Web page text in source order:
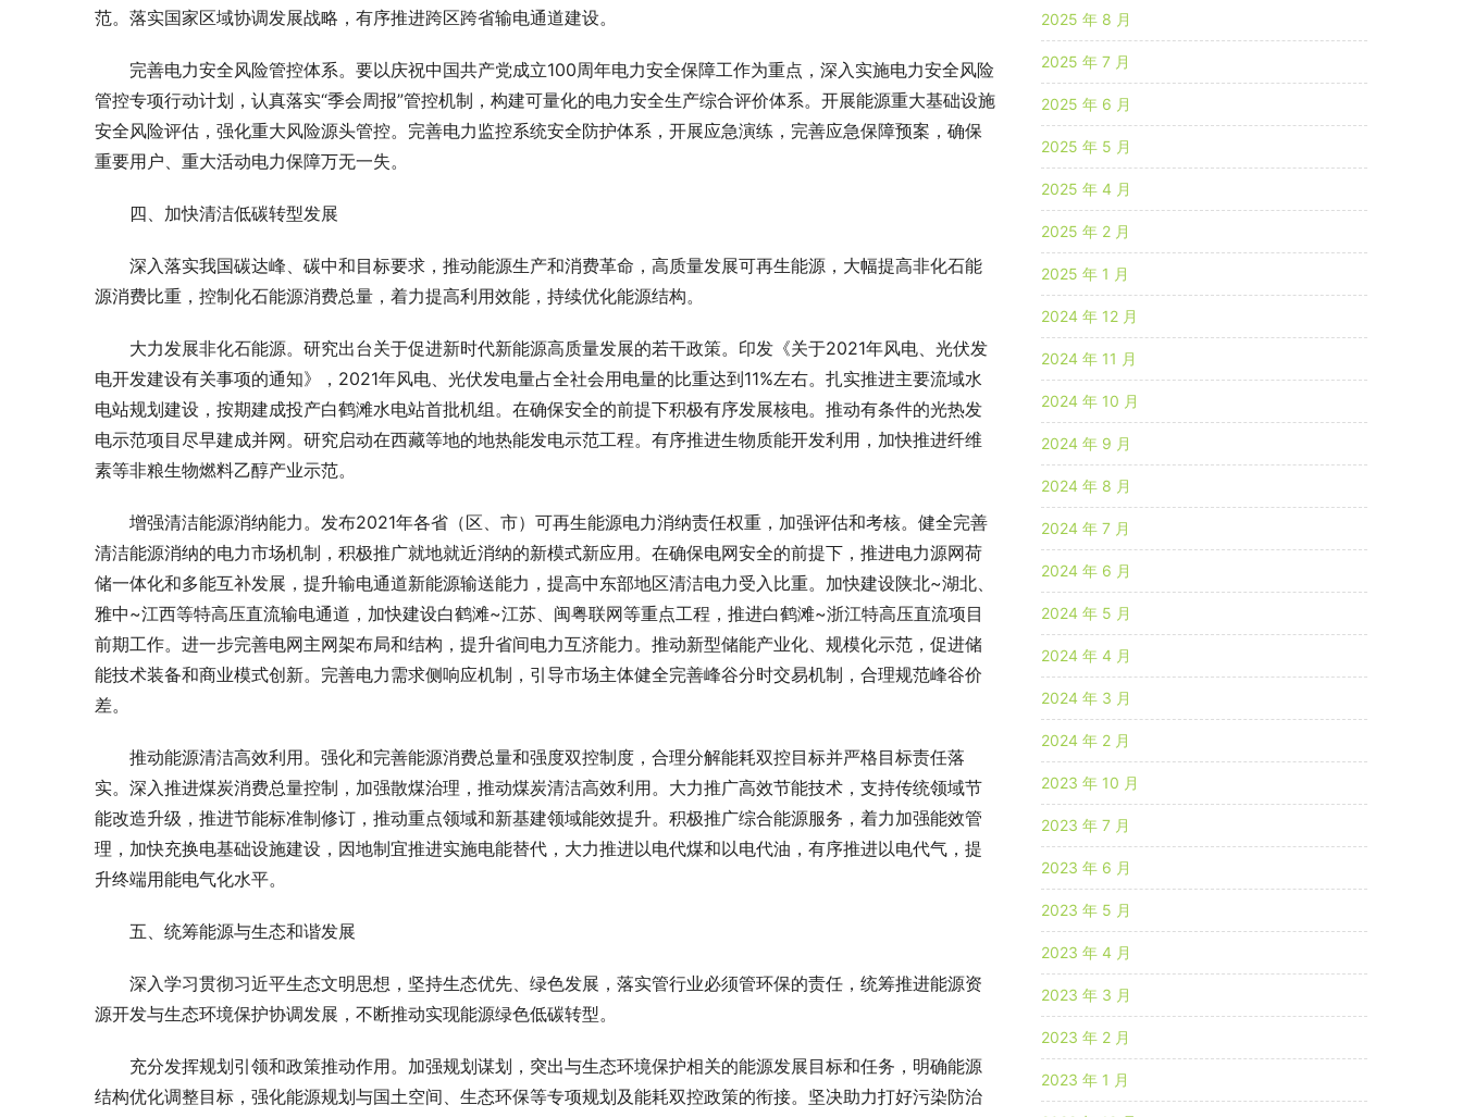
范。落实国家区域协调发展战略，有序推进跨区跨省输电通道建设。
完善电力安全风险管控体系。要以庆祝中国共产党成立100周年电力安全保障工作为重点，深入实施电力安全风险
管控专项行动计划，认真落实“季会周报”管控机制，构建可量化的电力安全生产综合评价体系。开展能源重大基础设施
安全风险评估，强化重大风险源头管控。完善电力监控系统安全防护体系，开展应急演练，完善应急保障预案，确保
重要用户、重大活动电力保障万无一失。
四、加快清洁低碳转型发展
深入落实我国碳达峰、碳中和目标要求，推动能源生产和消费革命，高质量发展可再生能源，大幅提高非化石能
源消费比重，控制化石能源消费总量，着力提高利用效能，持续优化能源结构。
大力发展非化石能源。研究出台关于促进新时代新能源高质量发展的若干政策。印发《关于2021年风电、光伏发
电开发建设有关事项的通知》，2021年风电、光伏发电量占全社会用电量的比重达到11%左右。扎实推进主要流域水
电站规划建设，按期建成投产白鹤滩水电站首批机组。在确保安全的前提下积极有序发展核电。推动有条件的光热发
电示范项目尽早建成并网。研究启动在西藏等地的地热能发电示范工程。有序推进生物质能开发利用，加快推进纤维
素等非粮生物燃料乙醇产业示范。
增强清洁能源消纳能力。发布2021年各省（区、市）可再生能源电力消纳责任权重，加强评估和考核。健全完善
清洁能源消纳的电力市场机制，积极推广就地就近消纳的新模式新应用。在确保电网安全的前提下，推进电力源网荷
储一体化和多能互补发展，提升输电通道新能源输送能力，提高中东部地区清洁电力受入比重。加快建设陕北~湖北、
雅中~江西等特高压直流输电通道，加快建设白鹤滩~江苏、闽粤联网等重点工程，推进白鹤滩~浙江特高压直流项目
前期工作。进一步完善电网主网架布局和结构，提升省间电力互济能力。推动新型储能产业化、规模化示范，促进储
能技术装备和商业模式创新。完善电力需求侧响应机制，引导市场主体健全完善峰谷分时交易机制，合理规范峰谷价
差。
推动能源清洁高效利用。强化和完善能源消费总量和强度双控制度，合理分解能耗双控目标并严格目标责任落
实。深入推进煤炭消费总量控制，加强散煤治理，推动煤炭清洁高效利用。大力推广高效节能技术，支持传统领域节
能改造升级，推进节能标准制修订，推动重点领域和新基建领域能效提升。积极推广综合能源服务，着力加强能效管
理，加快充换电基础设施建设，因地制宜推进实施电能替代，大力推进以电代煤和以电代油，有序推进以电代气，提
升终端用能电气化水平。
五、统筹能源与生态和谐发展
深入学习贯彻习近平生态文明思想，坚持生态优先、绿色发展，落实管行业必须管环保的责任，统筹推进能源资
源开发与生态环境保护协调发展，不断推动实现能源绿色低碳转型。
充分发挥规划引领和政策推动作用。加强规划谋划，突出与生态环境保护相关的能源发展目标和任务，明确能源
结构优化调整目标，强化能源规划与国土空间、生态环保等专项规划及能耗双控政策的衔接。坚决助力打好污染防治
2025 年 8 月
2025 年 7 月
2025 年 6 月
2025 年 5 月
2025 年 4 月
2025 年 2 月
2025 年 1 月
2024 年 12 月
2024 年 11 月
2024 年 10 月
2024 年 9 月
2024 年 8 月
2024 年 7 月
2024 年 6 月
2024 年 5 月
2024 年 4 月
2024 年 3 月
2024 年 2 月
2023 年 10 月
2023 年 7 月
2023 年 6 月
2023 年 5 月
2023 年 4 月
2023 年 3 月
2023 年 2 月
2023 年 1 月